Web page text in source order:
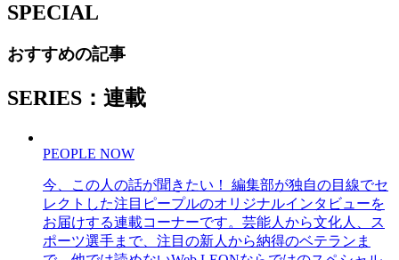
SPECIAL
おすすめの記事
SERIES：連載
PEOPLE NOW
今、この人の話が聞きたい！ 編集部が独自の目線でセ
レクトした注目ピープルのオリジナルインタビューを
お届けする連載コーナーです。芸能人から文化人、ス
ポーツ選手まで、注目の新人から納得のベテランま